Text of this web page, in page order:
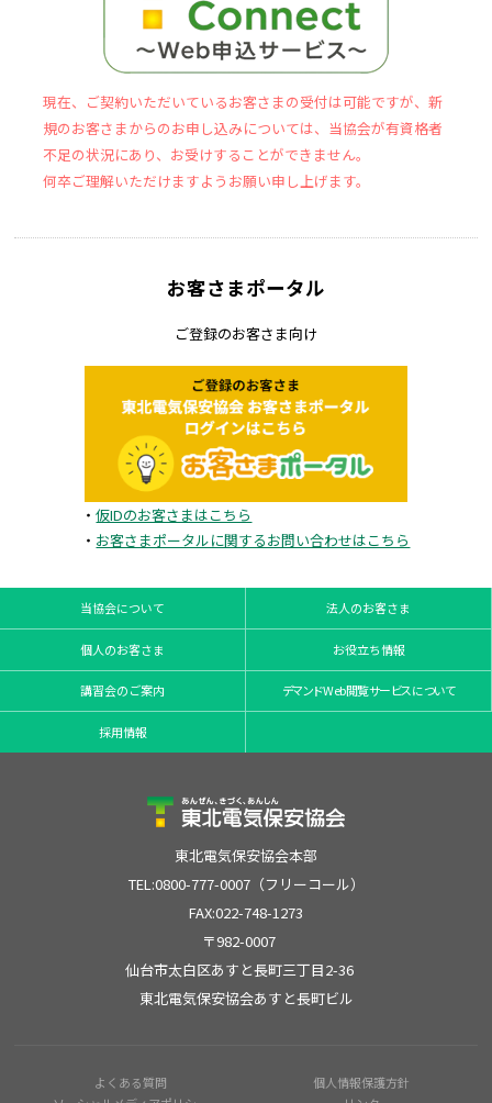
現在、ご契約いただいているお客さまの受付は可能ですが、新
規のお客さまからのお申し込みについては、当協会が有資格者
不足の状況にあり、お受けすることができません。
何卒ご理解いただけますようお願い申し上げます。
お客さまポータル
ご登録のお客さま向け
・仮IDのお客さまはこちら
・ お客さまポータルに関するお問い合わせはこちら
当協会について 法人のお客さま
個人のお客さま お役立ち情報
講習会のご案内 デマンドWeb閲覧サービスについて
採用情報
東北電気保安協会本部
TEL:0800-777-0007（フリーコール）
FAX:022-748-1273
〒982-0007
仙台市太白区あすと長町三丁目2-36
東北電気保安協会あすと長町ビル
よくある質問
個人情報保護方針